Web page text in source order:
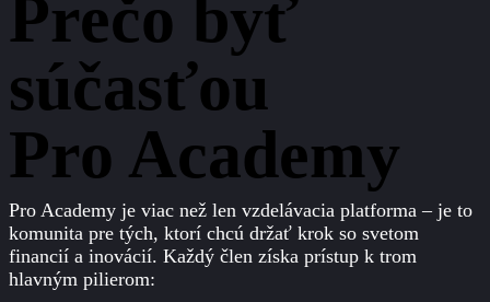
Prečo byť
súčasťou
Pro Academy
Pro Academy je viac než len vzdelávacia platforma – je to
komunita pre tých, ktorí chcú držať krok so svetom
financií a inovácií. Každý člen získa prístup k trom
hlavným pilierom: